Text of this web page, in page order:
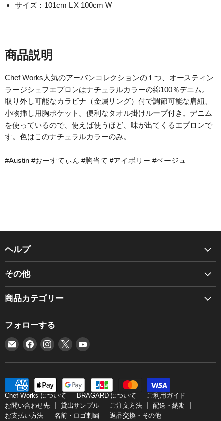
サイズ：101cm L X 100cm W
商品説明
Chef Works人気のアーバンコレクションの１つ、オースティン
ラージシェフエプロンはナチュラルカラーの綿100％デニム。
取り外し可能なカラビナ（金属リング）付で調節可能な肩紐、
小物挿し用胸ポケット。便利なタオル掛けループ付き。デニム
を使っているので、使えば使うほど、味が出てくるエプロンで
す。色はこのナチュラルカラーのみ。
#Austin #おーすてぃん #胸当て #アイボリー #ベージュ
ヘルプ
ご利用ガイド
お問い合わせ先
貸出サンプル
ご注文方法
名前・ロゴ刺繍
返品交換・その他
サイズと採寸法
その他
個人情報保護方針
利用規約
グローバルネットワーク
グローバルソーシングポリシー
特定商取引法
商品カテゴリー
NEW
エプロン
帽子
アクセサリー
フォローする
E
ル
で
見
つ
Facebook
つ
け
て
く
Instagram
つ
け
て
く
X
つ
け
て
く
YouTube
つ
け
て
く
Chef Works について BRAGARD について
ご利用ガイド
お問い合わせ先
貸出サンプル ご注文方法
配送・納期
お支払い方法
名前・ロゴ刺繍 返品交換・その他